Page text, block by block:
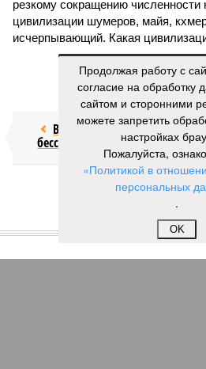
резкому сокращению численности
цивилизации шумеров, майя,
исчерпывающий. Какая
Газета
Возраст
бессмертия
Продолжая работу с
согласие на обработку
сайтом и сторонними
можете запретить
настройках
Пожалуйста,
«Политикой в
персональных
.
OK